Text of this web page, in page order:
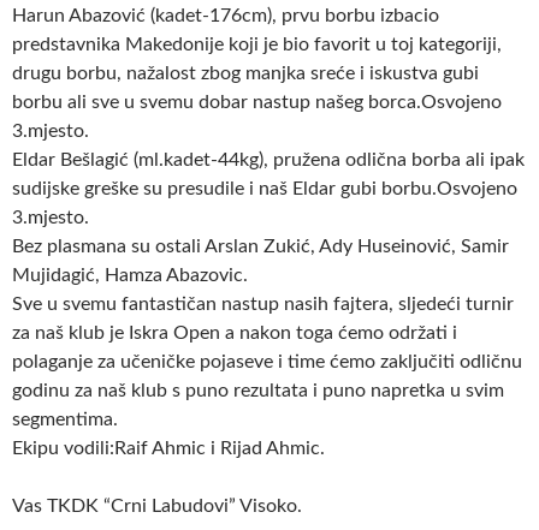
Harun Abazović (kadet-176cm), prvu borbu izbacio
predstavnika Makedonije koji je bio favorit u toj kategoriji,
drugu borbu, nažalost zbog manjka sreće i iskustva gubi
borbu ali sve u svemu dobar nastup našeg borca.Osvojeno
3.mjesto.
Eldar Bešlagić (ml.kadet-44kg), pružena odlična borba ali ipak
sudijske greške su presudile i naš Eldar gubi borbu.Osvojeno
3.mjesto.
Bez plasmana su ostali Arslan Zukić, Ady Huseinović, Samir
Mujidagić, Hamza Abazovic.
Sve u svemu fantastičan nastup nasih fajtera, sljedeći turnir
za naš klub je Iskra Open a nakon toga ćemo održati i
polaganje za učeničke pojaseve i time ćemo zaključiti odličnu
godinu za naš klub s puno rezultata i puno napretka u svim
segmentima.
Ekipu vodili:Raif Ahmic i Rijad Ahmic.
Vas TKDK “Crni Labudovi” Visoko.